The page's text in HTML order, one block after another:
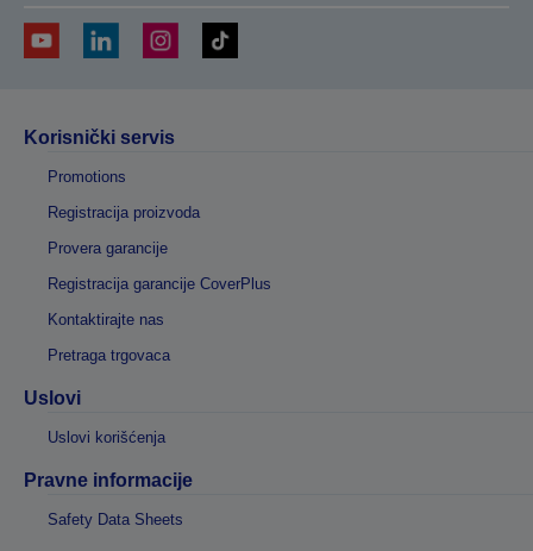
Korisnički servis
Promotions
Registracija proizvoda
Provera garancije
Registracija garancije CoverPlus
Kontaktirajte nas
Pretraga trgovaca
Uslovi
Uslovi korišćenja
Pravne informacije
Safety Data Sheets